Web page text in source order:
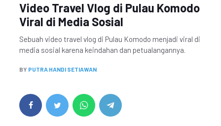
Video Travel Vlog di Pulau Komodo
Viral di Media Sosial
Sebuah video travel vlog di Pulau Komodo menjadi viral di
media sosial karena keindahan dan petualangannya.
BY PUTRA HANDI SETIAWAN